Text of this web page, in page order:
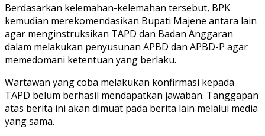
Berdasarkan kelemahan-kelemahan tersebut, BPK
kemudian merekomendasikan Bupati Majene antara lain
agar menginstruksikan TAPD dan Badan Anggaran
dalam melakukan penyusunan APBD dan APBD-P agar
memedomani ketentuan yang berlaku.
Wartawan yang coba melakukan konfirmasi kepada
TAPD belum berhasil mendapatkan jawaban. Tanggapan
atas berita ini akan dimuat pada berita lain melalui media
yang sama.